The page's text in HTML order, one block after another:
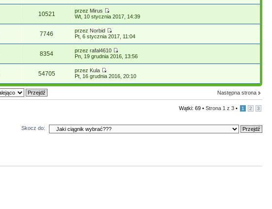
10521 przez Mirus
Wt, 10 stycznia 2017, 14:39
7746 przez Norbid
Pt, 6 stycznia 2017, 11:04
8354 przezrafal4610
Pn, 19 grudnia 2016, 13:56
54705 przez Kula
Pt, 16 grudnia 2016, 20:10
Następna strona
Wątki: 69 • Strona 1 z 3 • 1 2 3
Skocz do: